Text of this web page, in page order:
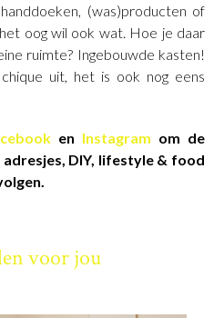
(was)producten of
oog wil ook wat. Hoe je daar
ruimte? Ingebouwde kasten!
uit, het is ook nog eens
en Instagram om de
DIY, lifestyle & food
voor jou